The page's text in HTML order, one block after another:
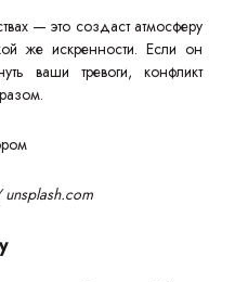
— это создаст атмосферу
же искренности. Если он
ваши тревоги, конфликт